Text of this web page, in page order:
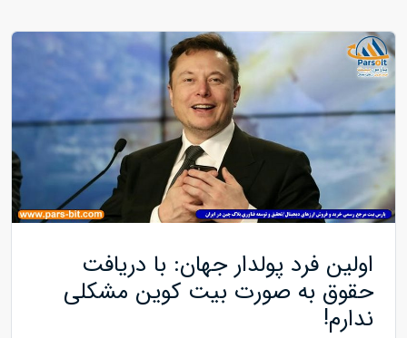
اولین فرد پولدار جهان: با دریافت
حقوق به صورت بیت کوین مشکلی
ندارم!